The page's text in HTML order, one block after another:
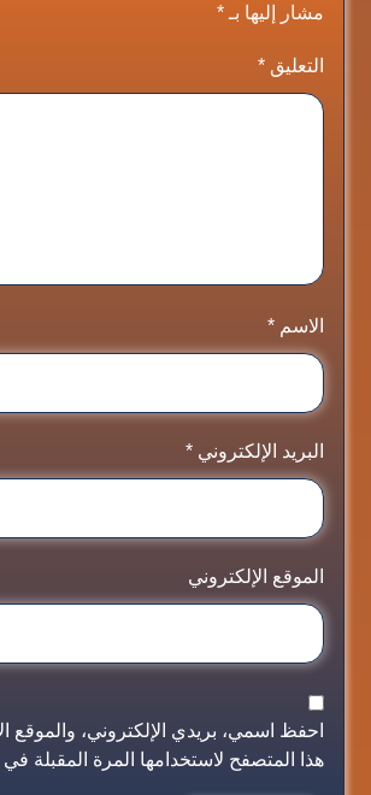
مشار إليها بـ*
التعليق*
الاسم*
البريد الإلكتروني*
الموقع الإلكتروني
احفظ اسمي، بريدي الإلكتروني، والموقع
هذا المتصفح لاستخدامها المرة المقبلة في